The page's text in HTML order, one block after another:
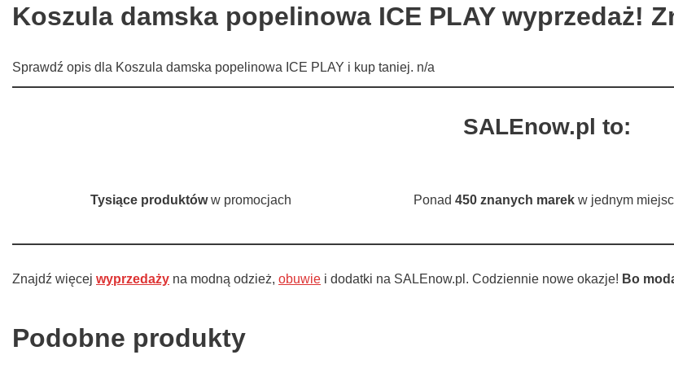
Koszula damska popelinowa ICE PLAY wyprzedaż!
Sprawdź opis dla Koszula damska popelinowa ICE PLAY i kup taniej. n/a
SALEnow.pl to:
Tysiące produktóww promocjach Ponad 450 znanych marekw jednym
Znajdź więcej wyprzedaży na modną odzież, obuwie i dodatki na SALEnow.pl. Codziennie nowe okazje! Bo
Podobne produkty